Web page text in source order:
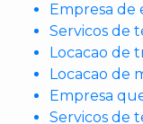
Empresa de
Servicos de
Locacao de
Locacao de
Empresa
Servicos de